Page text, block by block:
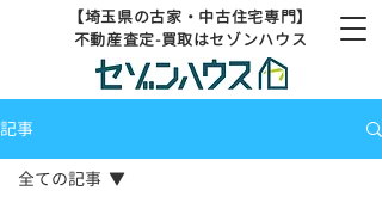
【埼玉県の古家・中古住宅専門】
不動産査定-買取はセゾンハウス
記事
全ての記事